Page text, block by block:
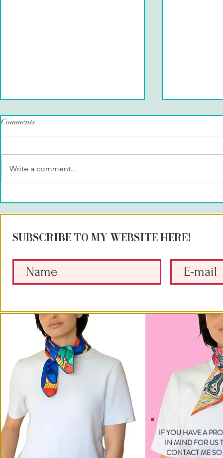
Happy Easter 2025!
Comments
Write a comment...
SUBSCRIBE TO MY WEBSITE HERE!
IF YOU HAVE A
IN MIND FOR US
CONTACT ME